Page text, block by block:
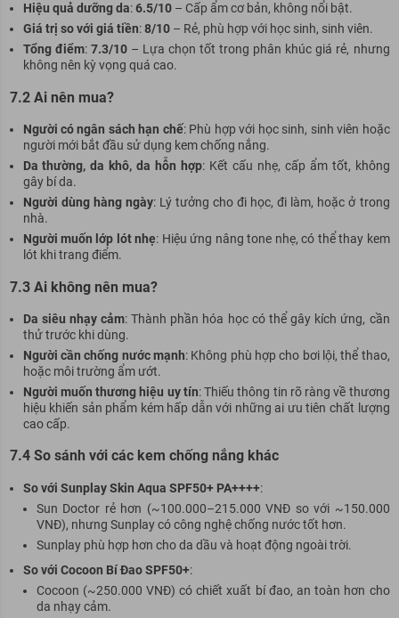
Hiệu quả dưỡng da:6.5/10– Cấp ẩm cơ bản, không nổi bật.
Giá trị so với giá tiền:8/10– Rẻ, phù hợp với học sinh, sinh viên.
Tổng điểm: 7.3/10– Lựa chọn tốt trong phân khúc giá rẻ, nhưng
không nên kỳ vọng quá cao.
7.2 Ai nên mua?
Người có ngân sách hạn chế: Phù hợp với học sinh, sinh viên hoặc
người mới bắt đầu sử dụng kem chống nắng.
Da thường, da khô, da hỗn hợp: Kết cấu nhẹ, cấp ẩm tốt, không
gây bí da.
Người dùng hàng ngày: Lý tưởng cho đi học, đi làm, hoặc ở trong
nhà.
Người muốn lớp lót nhẹ: Hiệu ứng nâng tone nhẹ, có thể thay kem
lót khi trang điểm.
7.3 Ai không nên mua?
Da siêu nhạy cảm: Thành phần hóa học có thể gây kích ứng, cần
thử trước khi dùng.
Người cần chống nước mạnh: Không phù hợp cho bơi lội, thể thao,
hoặc môi trường ẩm ướt.
Người muốn thương hiệu uy tín: Thiếu thông tin rõ ràng về thương
hiệu khiến sản phẩm kém hấp dẫn với những ai ưu tiên chất lượng
cao cấp.
7.4 So sánh với các kem chống nắng khác
So với Sunplay Skin Aqua SPF50+ PA++++:
Sun Doctor rẻ hơn (~100.000–215.000 VNĐ so với ~150.000
VNĐ), nhưng Sunplay có công nghệ chống nước tốt hơn.
Sunplay phù hợp hơn cho da dầu và hoạt động ngoài trời.
So với Cocoon Bí Đao SPF50+:
Cocoon (~250.000 VNĐ) có chiết xuất bí đao, an toàn hơn cho
da nhạy cảm.